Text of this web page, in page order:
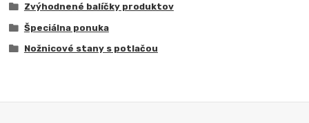
Zvýhodnené balíčky produktov
Špeciálna ponuka
Nožnicové stany s potlačou